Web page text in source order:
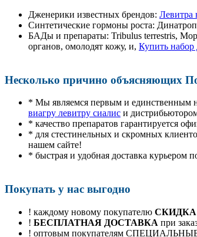
Дженерики известных брендов: Левитра
Синтетические гормоны роста:
БАДы и препараты: Tribulus terrestris,
органов, омолодят кожу, и, Купить
Несколько причино объясняющих
* Мы являемся первым и единственным
виагру левитру сиалис и
* качество препаратов гарантируется
* для стестинельных и скромных
нашем сайте!
* быстрая и удобная доставка курьером
Покупать у нас выгодно
! каждому новому покупателю СКИДКА
! БЕСПЛАТНАЯ ДОСТАВКА при
! оптовым покупателям СПЕЦИАЛЬНЫЕ